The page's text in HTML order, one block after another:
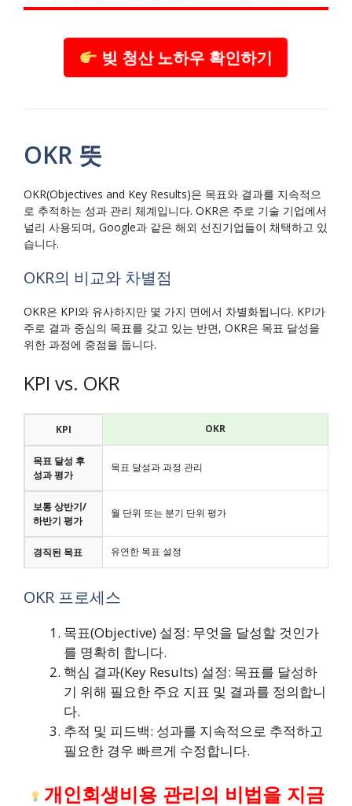
빚 청산 노하우 확인하기
OKR 뜻
OKR(Objectives and Key Results)은 목표와 결과를 지속적으
로 추적하는 성과 관리 체계입니다. OKR은 주로 기술 기업에서
널리 사용되며, Google과 같은 해외 선진기업들이 채택하고 있
습니다.
OKR의 비교와 차별점
OKR은 KPI와 유사하지만 몇 가지 면에서 차별화됩니다. KPI가
주로 결과 중심의 목표를 갖고 있는 반면, OKR은 목표 달성을
위한 과정에 중점을 둡니다.
KPI vs. OKR
KPI OKR
목표 달성 후
성과 평가
목표 달성과 과정 관리
보통 상반기/
하반기 평가
월 단위 또는 분기 단위 평가
경직된 목표 유연한 목표 설정
OKR 프로세스
목표(Objective) 설정: 무엇을 달성할 것인가
를 명확히 합니다.
핵심 결과(Key Results) 설정: 목표를 달성하
기 위해 필요한 주요 지표 및 결과를 정의합니
다.
추적 및 피드백: 성과를 지속적으로 추적하고
필요한 경우 빠르게 수정합니다.
개인회생비용 관리의 비법을 지금